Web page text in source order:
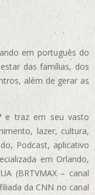
em português do
das famílias, dos
além de gerar as
e traz em seu vasto
lazer, cultura,
Podcast, aplicativo
em Orlando,
(BRTVMAX – canal
da CNN no canal